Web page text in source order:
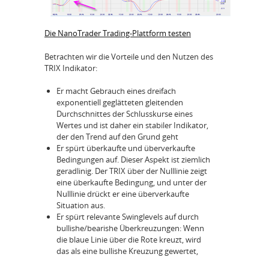
Die NanoTrader Trading-Plattform testen
Betrachten wir die Vorteile und den Nutzen des
TRIX Indikator:
Er macht Gebrauch eines dreifach
exponentiell geglätteten gleitenden
Durchschnittes der Schlusskurse eines
Wertes und ist daher ein stabiler Indikator,
der den Trend auf den Grund geht
Er spürt überkaufte und überverkaufte
Bedingungen auf. Dieser Aspekt ist ziemlich
geradlinig. Der TRIX über der Nulllinie zeigt
eine überkaufte Bedingung, und unter der
Nulllinie drückt er eine überverkaufte
Situation aus.
Er spürt relevante Swinglevels auf durch
bullishe/bearishe Überkreuzungen: Wenn
die blaue Linie über die Rote kreuzt, wird
das als eine bullishe Kreuzung gewertet,